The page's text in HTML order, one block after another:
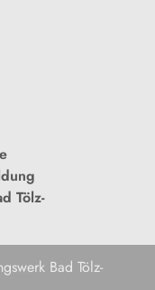
Tölz-
Bad Tölz-